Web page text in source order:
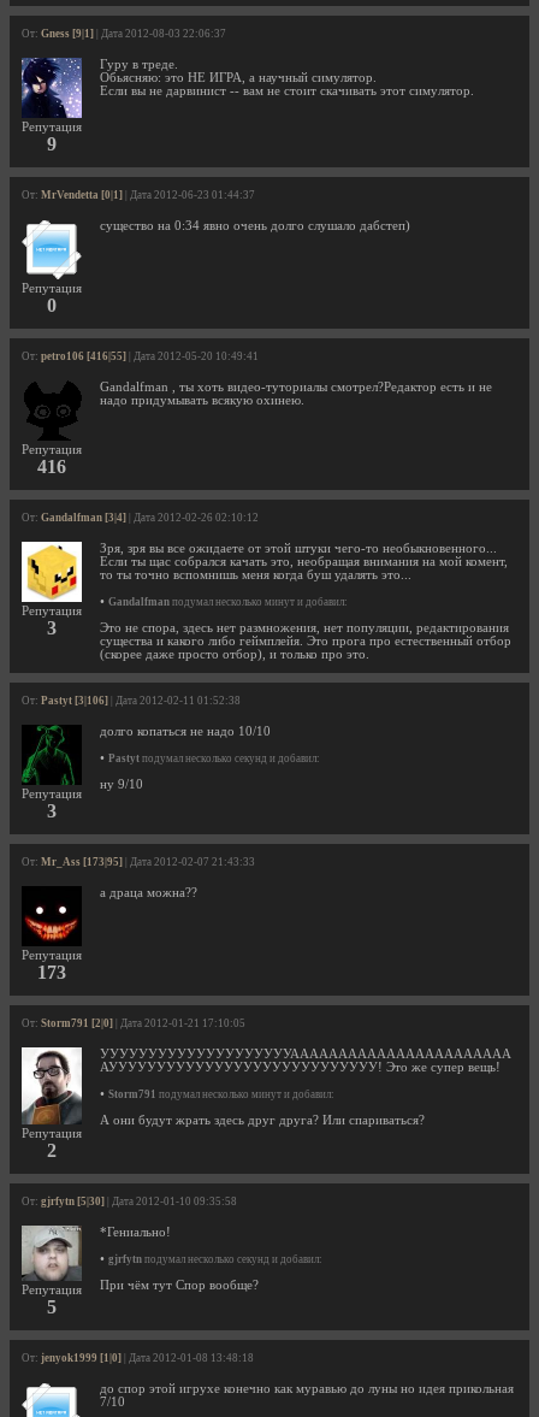
От: Gness [9|1] | Дата 2012-08-03 22:06:37
Репутация
9
Гуру в треде.
Обьясняю: это НЕ ИГРА, а научный симулятор.
Если вы не дарвинист -- вам не стоит скачивать этот симулятор.
От: MrVendetta [0|1] | Дата 2012-06-23 01:44:37
Репутация
0
существо на 0:34 явно очень долго слушало дабстеп)
От: petro106 [416|55] | Дата 2012-05-20 10:49:41
Репутация
416
Gandalfman , ты хоть видео-туториалы смотрел?Редактор есть и не
надо придумывать всякую охинею.
От: Gandalfman [3|4] | Дата 2012-02-26 02:10:12
Репутация
3
Зря, зря вы все ожидаете от этой штуки чего-то необыкновенного...
Если ты щас собрался качать это, необращая внимания на мой комент,
то ты точно вспомнишь меня когда буш удалять это...
• Gandalfman подумал несколько минут и добавил:
Это не спора, здесь нет размножения, нет популяции, редактирования
существа и какого либо геймплейя. Это прога про естественный отбор
(скорее даже просто отбор), и только про это.
От: Pastyt [3|106] | Дата 2012-02-11 01:52:38
Репутация
3
долго копаться не надо 10/10
• Pastyt подумал несколько секунд и добавил:
ну 9/10
От: Mr_Ass [173|95] | Дата 2012-02-07 21:43:33
Репутация
173
а драца можна??
От: Storm791 [2|0] | Дата 2012-01-21 17:10:05
Репутация
2
УУУУУУУУУУУУУУУУУУУУААААААААААААААААААААААА
АУУУУУУУУУУУУУУУУУУУУУУУУУУУУ! Это же супер вещь!
• Storm791 подумал несколько минут и добавил:
А они будут жрать здесь друг друга? Или спариваться?
От: gjrfytn [5|30] | Дата 2012-01-10 09:35:58
Репутация
5
*Гениально!
• gjrfytn подумал несколько секунд и добавил:
При чём тут Спор вообще?
От: jenyok1999 [1|0] | Дата 2012-01-08 13:48:18
до спор этой игрухе конечно как муравью до луны но идея прикольная
7/10